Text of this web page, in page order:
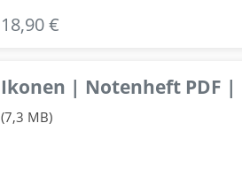
18,90 €
Ikonen | Notenheft PDF |
(7,3 MB)